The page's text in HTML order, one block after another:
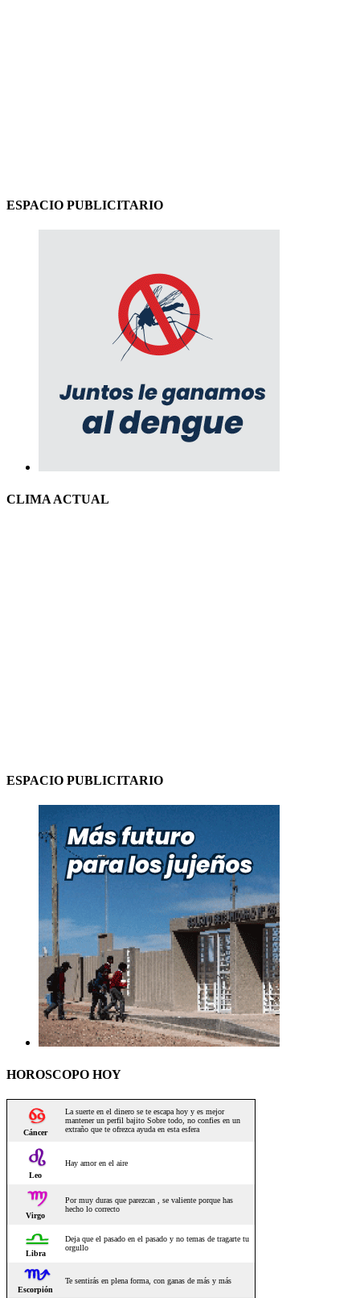
ESPACIO PUBLICITARIO
CLIMA ACTUAL
ESPACIO PUBLICITARIO
HOROSCOPO HOY